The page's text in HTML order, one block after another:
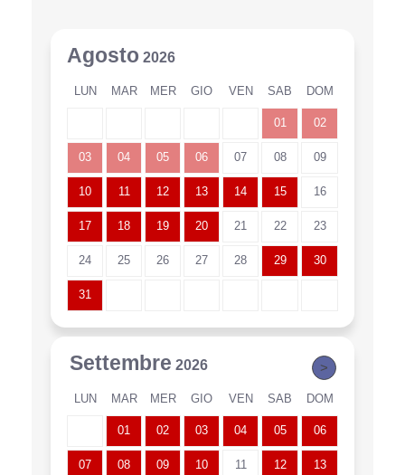
Agosto 2026
LUN MAR MER GIO VEN SAB DOM
01 02
03 04 05 06 07 08 09
10 11 12 13 14 15 16
17 18 19 20 21 22 23
24 25 26 27 28 29 30
31
Settembre 2026 >
LUN MAR MER GIO VEN SAB DOM
01 02 03 04 05 06
07 08 09 10 11 12 13